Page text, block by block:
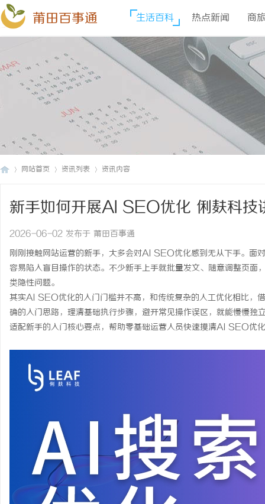
莆田百事通 生活百科 热点新闻 商
网站首页 资讯列表 资讯内容
新手如何开展AI SEO优化 俐麸科技
2026-06-02 发布于 莆田百事通
刚刚接触网站运营的新手，大多会对AI SEO优化感到无从下手。面
容易陷入盲目操作的状态。不少新手上手就批量发文、随意调整页
类隐性问题。
其实AI SEO优化的入门门槛并不高，和传统复杂的人工优化相比，
确的入门思路，理清基础执行步骤，避开常见操作误区，就能慢慢
适配新手的入门核心要点，帮助零基础运营人员快速摸清AI SEO优